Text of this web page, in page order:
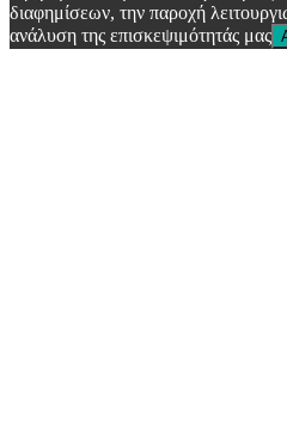
διαφημίσεων, την παροχή
ανάλυση της επισκεψιμότητάς μας